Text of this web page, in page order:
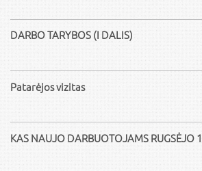
DARBO TARYBOS (I DALIS)
Patarėjos vizitas
KAS NAUJO DARBUOTOJAMS RUGSĖJO